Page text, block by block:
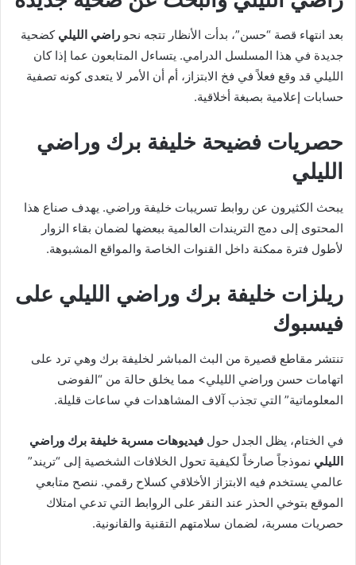
بعد انتهاء قصة “حسن”، بدأت الأنظار تتجه نحو راضي الليلي كضحية
جديدة في هذا المسلسل الدرامي. يتساءل المتابعون عما إذا كان
الليلي قد وقع فعلاً في فخ الابتزاز، أم أن الأمر لا يتعدى كونه تصفية
حسابات إعلامية بصبغة أخلاقية.
حصريات فضيحة خليفة برك وراضي
الليلي
يبحث الكثيرون عن روابط تسريبات خليفة وراضي. يهدف صناع هذا
المحتوى إلى دمج التريندات العالمية ببعضها لضمان بقاء الزوار
لأطول فترة ممكنة داخل القنوات الخاصة والمواقع المشبوهة.
ريلزات خليفة برك وراضي الليلي على
فيسبوك
تنتشر مقاطع قصيرة من البث المباشر لخليفة برك وهي ترد على
اتهامات حسن وراضي الليلي> مما يخلق حالة من “الفوضى
المعلوماتية” التي تجذب آلاف المشاهدات في ساعات قليلة.
في الختام، يظل الجدل حول فيديوهات مسربة خليفة برك وراضي
الليلي نموذجاً صارخاً لكيفية تحول الخلافات الشخصية إلى “تريند”
عالمي يستخدم فيه الابتزاز الأخلاقي كسلاح رقمي. ننصح متابعي
الموقع بتوخي الحذر عند النقر على الروابط التي تدعي امتلاك
حصريات مسربة، لضمان سلامتهم التقنية والقانونية.